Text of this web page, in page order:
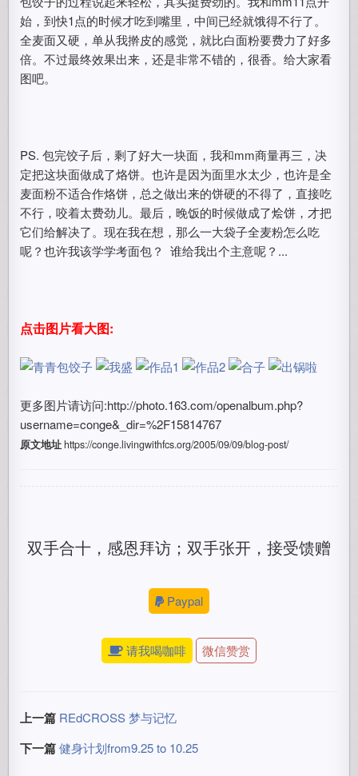
始，到快1点的时候才吃到嘴里，中间已经就饿得不行了。
全麦面又硬，单从我擀皮的感觉，就比白面粉要费力了好多
倍。不过最终效果出来，还是非常不错的，很香。给大家看
图吧。
PS. 包完饺子后，剩了好大一块面，我和mm商量再三，决
定把这块面做成了烙饼。也许是因为面里水太少，也许是全
麦面粉不适合作烙饼，总之做出来的饼硬的不得了，直接吃
不行，咬着太费劲儿。最后，晚饭的时候做成了烩饼，才把
它们给解决了。现在我在想，那么一大袋子全麦粉怎么吃
呢？也许我该学学考面包？ 谁给我出个主意呢？...
点击图片看大图:
更多图片请访问:http://photo.163.com/openalbum.php?
username=conge&_dir=%2F15814767
原文地址https://conge.livingwithfcs.org/2005/09/09/blog-post/
双手合十，感恩拜访；双手张开，接受馈赠
Paypal
请我喝咖啡 微信赞赏
上一篇 REdCROSS 梦与记忆
下一篇 健身计划from9.25 to 10.25